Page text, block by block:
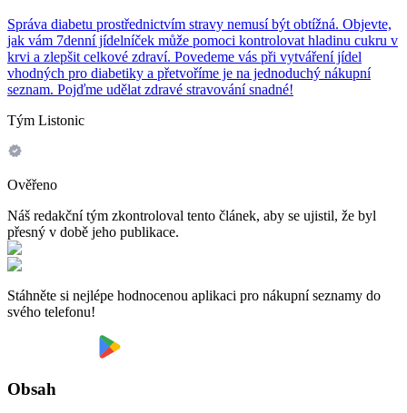
Správa diabetu prostřednictvím stravy nemusí být obtížná. Objevte,
jak vám 7denní jídelníček může pomoci kontrolovat hladinu cukru v
krvi a zlepšit celkové zdraví. Povedeme vás při vytváření jídel
vhodných pro diabetiky a přetvoříme je na jednoduchý nákupní
seznam. Pojďme udělat zdravé stravování snadné!
Tým Listonic
Ověřeno
Náš redakční tým zkontroloval tento článek, aby se ujistil, že byl
přesný v době jeho publikace.
Stáhněte si nejlépe hodnocenou aplikaci pro nákupní seznamy do
svého telefonu!
Obsah